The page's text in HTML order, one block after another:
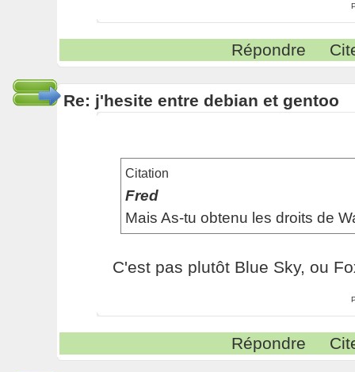
Répondre
Re: j'hesite entre debian et gentoo
Citation
Fred
Mais As-tu obtenu les droits de
C'est pas plutôt Blue Sky, ou
Répondre